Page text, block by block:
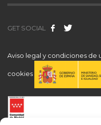
GET SOCIAL
Aviso legal y condiciones de
cookies